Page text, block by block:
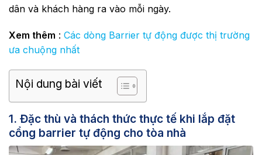
dân và khách hàng ra vào mỗi ngày.
Xem thêm : Các dòng Barrier tự động được thị trường
ưa chuộng nhất
Nội dung bài viết
1. Đặc thù và thách thức thực tế khi lắp đặt
cổng barrier tự động cho tòa nhà